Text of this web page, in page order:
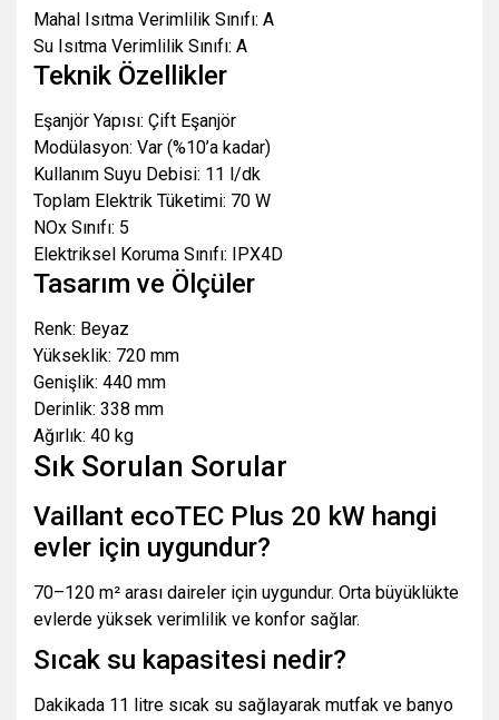
Mahal Isıtma Verimlilik Sınıfı: A
Su Isıtma Verimlilik Sınıfı: A
Teknik Özellikler
Eşanjör Yapısı: Çift Eşanjör
Modülasyon: Var (%10’a kadar)
Kullanım Suyu Debisi: 11 l/dk
Toplam Elektrik Tüketimi: 70 W
NOx Sınıfı: 5
Elektriksel Koruma Sınıfı: IPX4D
Tasarım ve Ölçüler
Renk: Beyaz
Yükseklik: 720 mm
Genişlik: 440 mm
Derinlik: 338 mm
Ağırlık: 40 kg
Sık Sorulan Sorular
Vaillant ecoTEC Plus 20 kW hangi
evler için uygundur?
70–120 m² arası daireler için uygundur. Orta büyüklükte
evlerde yüksek verimlilik ve konfor sağlar.
Sıcak su kapasitesi nedir?
Dakikada 11 litre sıcak su sağlayarak mutfak ve banyo